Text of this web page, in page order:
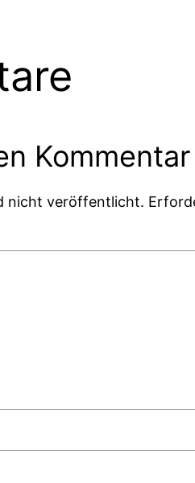
Kommentar
nicht veröffentlicht.